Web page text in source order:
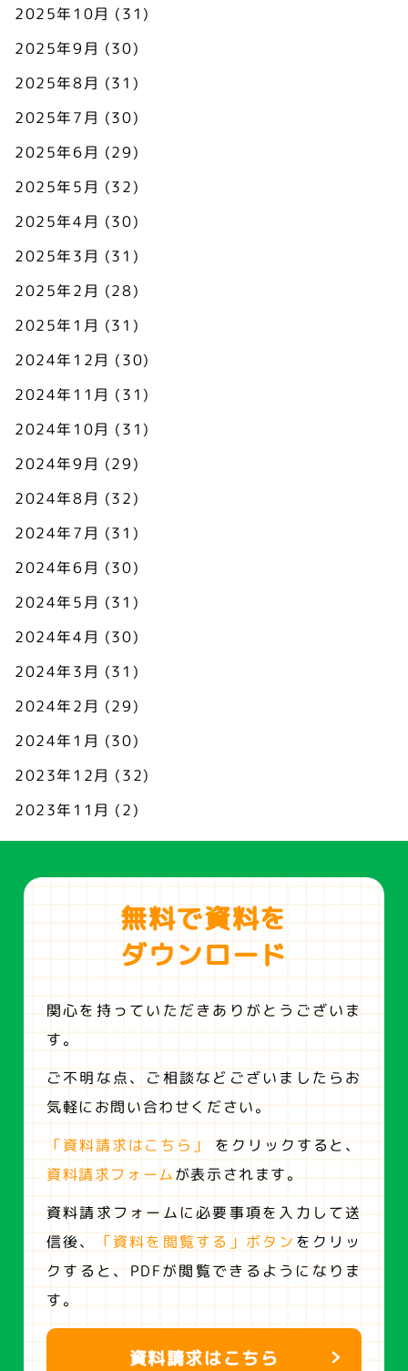
2025年10月 (31)
2025年9月 (30)
2025年8月 (31)
2025年7月 (30)
2025年6月 (29)
2025年5月 (32)
2025年4月 (30)
2025年3月 (31)
2025年2月 (28)
2025年1月 (31)
2024年12月 (30)
2024年11月 (31)
2024年10月 (31)
2024年9月 (29)
2024年8月 (32)
2024年7月 (31)
2024年6月 (30)
2024年5月 (31)
2024年4月 (30)
2024年3月 (31)
2024年2月 (29)
2024年1月 (30)
2023年12月 (32)
2023年11月 (2)
無料で資料を
ダウンロード
関心を持っていただきありがとうございま
す。
ご不明な点、ご相談などございましたらお
気軽にお問い合わせください。
「資料請求はこちら」
をクリックすると、
資料請求フォームが表示されます。
資料請求フォームに必要事項を入力して送
信後、
「資料を閲覧する」ボタン をクリッ
クすると、 PDFが閲覧できるようになりま
す。
資料請求はこちら